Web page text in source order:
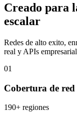
Creado para
escalar
Redes de alto exito,
real y APIs
01
Cobertura de
190+ regiones